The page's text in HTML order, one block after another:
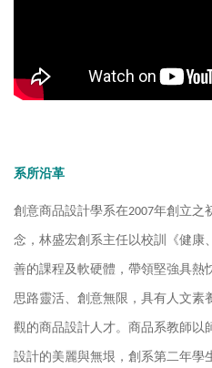
系所沿革
創意商品設計學系在2007年創立之
念，林盛宏創系主任以校訓《健康
善的課程及軟硬體，帶領堅強具熱
思路靈活、創意無限，具有人文素
觀的商品設計人才。商品系教師以
設計的美麗與無垠，創系第二年學